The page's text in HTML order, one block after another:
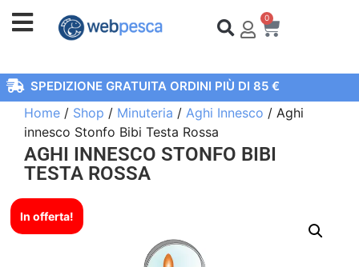
0
SPEDIZIONE GRATUITA ORDINI PIÙ DI 85 €
Home / Shop / Minuteria / Aghi Innesco / Aghi
innesco Stonfo Bibi Testa Rossa
AGHI INNESCO STONFO BIBI
TESTA ROSSA
In offerta!